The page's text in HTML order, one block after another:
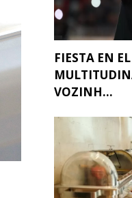
FIESTA EN
VOZINH...